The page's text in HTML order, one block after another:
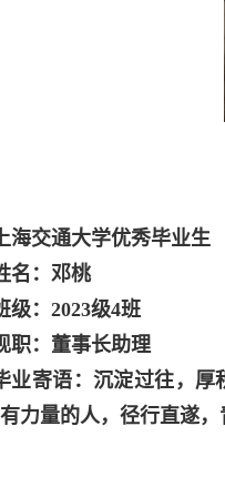
海交通大学优秀毕业生
名：邓桃
级：2023级4班
职：董事长助理
业寄语：沉淀过往，厚
力量的人，径行直遂，